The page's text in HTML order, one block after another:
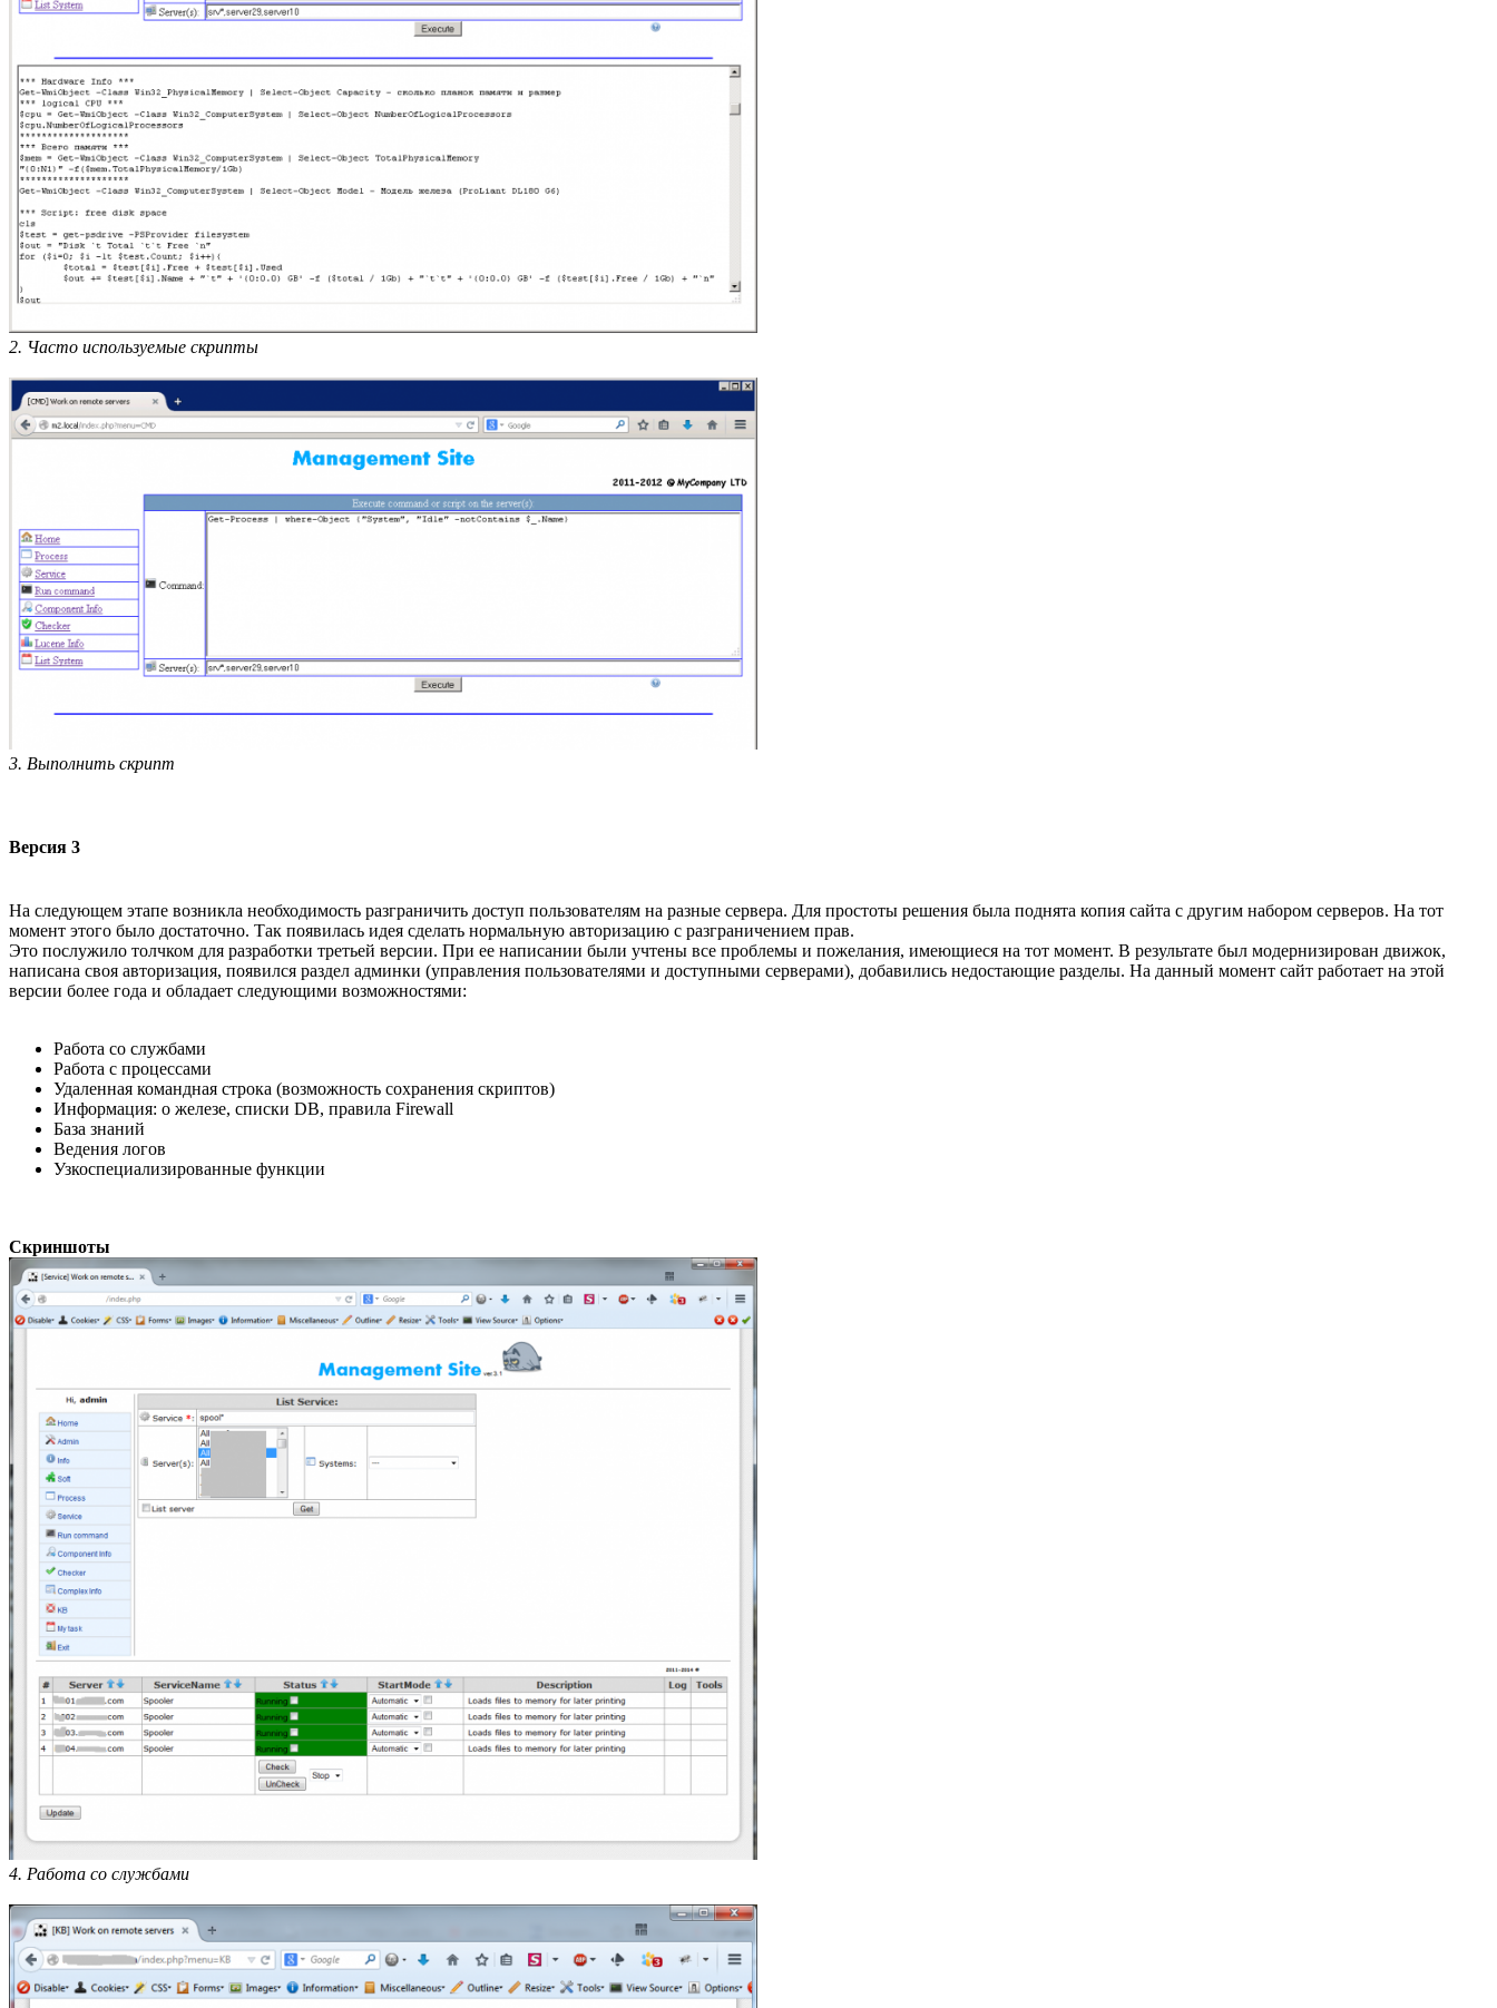
2. Часто используемые скрипты
3. Выполнить скрипт
Версия 3
На следующем этапе возникла необходимость разграничить доступ пользователям на разные сервера. Для простоты решения была поднята копия сайта с другим набором серверов. На тот
момент этого было достаточно. Так появилась идея сделать нормальную авторизацию с разграничением прав.
Это послужило толчком для разработки третьей версии. При ее написании были учтены все проблемы и пожелания, имеющиеся на тот момент. В результате был модернизирован движок,
написана своя авторизация, появился раздел админки (управления пользователями и доступными серверами), добавились недостающие разделы. На данный момент сайт работает на этой
версии более года и обладает следующими возможностями:
Работа со службами
Работа с процессами
Удаленная командная строка (возможность сохранения скриптов)
Информация: о железе, списки DB, правила Firewall
База знаний
Ведения логов
Узкоспециализированные функции
Скриншоты
4. Работа со службами